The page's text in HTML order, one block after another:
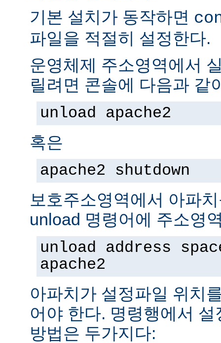
기본 설치가 동작하면
파일을 적절히 설정한다.
운영체제 주소영역에서
릴려면 콘솔에 다음과 같
unload apache2
혹은
apache2 shutdown
보호주소영역에서 아파
unload 명령어에 주소영
unload address
apache2
아파치가 설정파일 위치
어야 한다. 명령행에서
방법은 두가지다: